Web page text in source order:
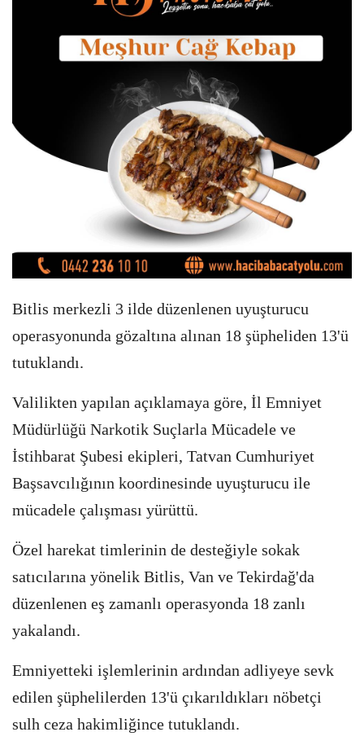
Bitlis merkezli 3 ilde düzenlenen uyuşturucu
operasyonunda gözaltına alınan 18 şüpheliden 13'ü
tutuklandı.
Valilikten yapılan açıklamaya göre, İl Emniyet
Müdürlüğü Narkotik Suçlarla Mücadele ve
İstihbarat Şubesi ekipleri, Tatvan Cumhuriyet
Başsavcılığının koordinesinde uyuşturucu ile
mücadele çalışması yürüttü.
Özel harekat timlerinin de desteğiyle sokak
satıcılarına yönelik Bitlis, Van ve Tekirdağ'da
düzenlenen eş zamanlı operasyonda 18 zanlı
yakalandı.
Emniyetteki işlemlerinin ardından adliyeye sevk
edilen şüphelilerden 13'ü çıkarıldıkları nöbetçi
sulh ceza hakimliğince tutuklandı.